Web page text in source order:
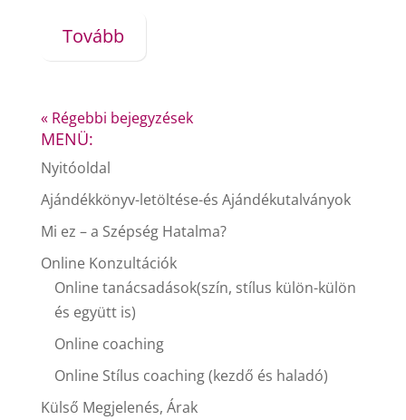
Tovább
« Régebbi bejegyzések
MENÜ:
Nyitóoldal
Ajándékkönyv-letöltése-és Ajándékutalványok
Mi ez – a Szépség Hatalma?
Online Konzultációk
Online tanácsadások(szín, stílus külön-külön
és együtt is)
Online coaching
Online Stílus coaching (kezdő és haladó)
Külső Megjelenés, Árak